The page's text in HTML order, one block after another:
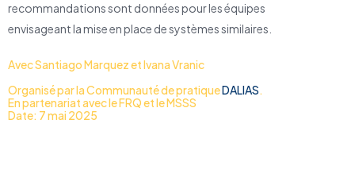
recommandations sont données pour les équipes
envisageant la mise en place de systèmes similaires.
Avec Santiago Marquez et Ivana Vranic
Organisé par la Communauté de pratiqueDALIAS
En partenariat avec le FRQ et le MSSS
Date: 7 mai 2025